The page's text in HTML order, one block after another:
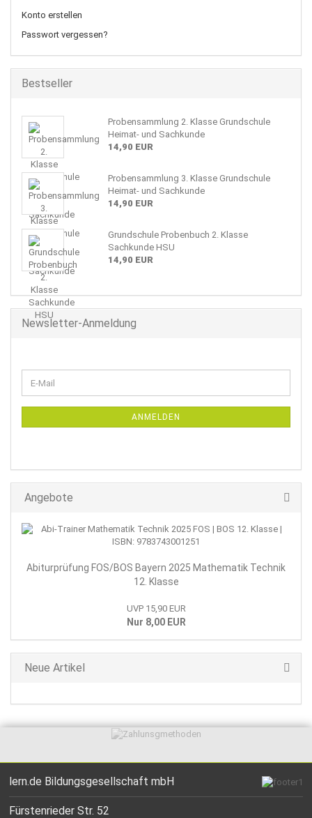
Konto erstellen
Passwort vergessen?
Bestseller
Probensammlung 2. Klasse Grundschule
Heimat- und Sachkunde
14,90 EUR
Probensammlung 3. Klasse Grundschule
Heimat- und Sachkunde
14,90 EUR
Grundschule Probenbuch 2. Klasse
Sachkunde HSU
14,90 EUR
Newsletter-Anmeldung
ZUR
E-
Mail
ANMELDEN
Angebote
Abiturprüfung FOS/BOS Bayern 2025 Mathematik Technik
12. Klasse
UVP 15,90 EUR
Nur 8,00 EUR
Neue Artikel
lern.de Bildungsgesellschaft mbH
Fürstenrieder Str. 52